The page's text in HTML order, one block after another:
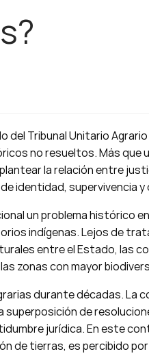
del Tribunal Unitario
no resueltos. Más que
la relación entre
identidad, supervivencia y
un problema histórico
indígenas. Lejos de
entre el Estado, las
zonas con mayor
durante décadas. La
superposición de
jurídica. En este
de tierras, es percibido